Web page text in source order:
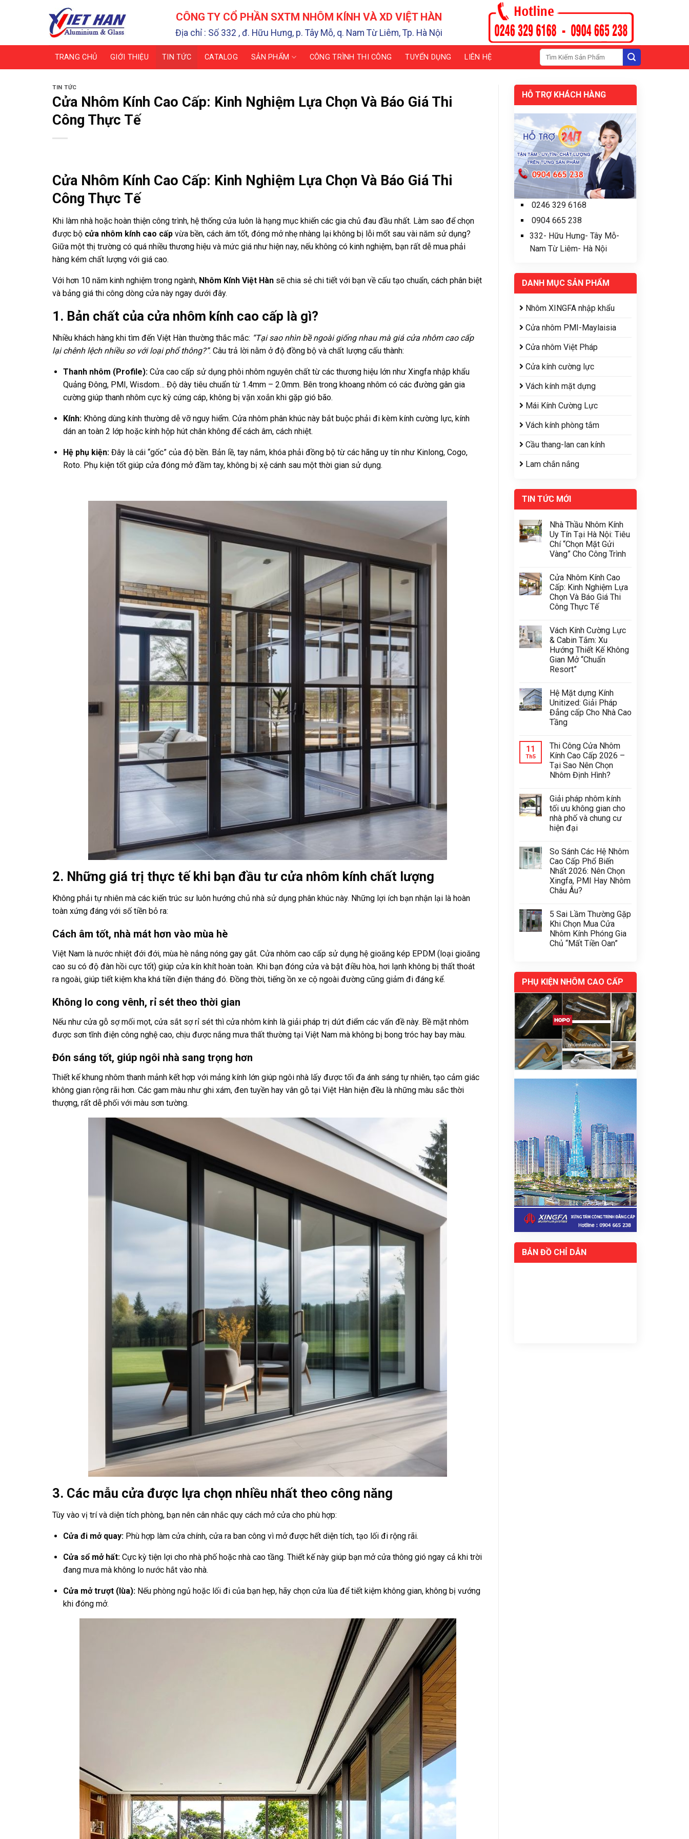
dung
CÔNG TY CỔ PHẦN SXTM NHÔM KÍNH VÀ XD VIỆT HÀN
Địa chỉ : Số 332 , đ. Hữu Hưng, p. Tây Mỗ, q. Nam Từ Liêm, Tp. Hà Nội
TRANG CHỦ GIỚI THIỆU TIN TỨC CATALOG SẢN PHẨM CÔNG TRÌNH THI CÔNG TUYỂN DỤNG LIÊN HỆ
Tìm
kiếm:
TIN TỨC
Cửa Nhôm Kính Cao Cấp: Kinh Nghiệm Lựa Chọn Và Báo Giá Thi
Công Thực Tế
Cửa Nhôm Kính Cao Cấp: Kinh Nghiệm Lựa Chọn Và Báo Giá Thi
Công Thực Tế
Khi làm nhà hoặc hoàn thiện công trình, hệ thống cửa luôn là hạng mục khiến các gia chủ đau đầu nhất. Làm sao để chọn
được bộ cửa nhôm kính cao cấp vừa bền, cách âm tốt, đóng mở nhẹ nhàng lại không bị lỗi mốt sau vài năm sử dụng?
Giữa một thị trường có quá nhiều thương hiệu và mức giá như hiện nay, nếu không có kinh nghiệm, bạn rất dễ mua phải
hàng kém chất lượng với giá cao.
Với hơn 10 năm kinh nghiệm trong ngành, Nhôm Kính Việt Hàn sẽ chia sẻ chi tiết với bạn về cấu tạo chuẩn, cách phân biệt
và bảng giá thi công dòng cửa này ngay dưới đây.
1. Bản chất của cửa nhôm kính cao cấp là gì?
Nhiều khách hàng khi tìm đến Việt Hàn thường thắc mắc: “Tại sao nhìn bề ngoài giống nhau mà giá cửa nhôm cao cấp
lại chênh lệch nhiều so với loại phổ thông?”. Câu trả lời nằm ở độ đồng bộ và chất lượng cấu thành:
Thanh nhôm (Profile):Cửa cao cấp sử dụng phôi nhôm nguyên chất từ các thương hiệu lớn như Xingfa nhập khẩu
Quảng Đông, PMI, Wisdom… Độ dày tiêu chuẩn từ 1.4mm – 2.0mm. Bên trong khoang nhôm có các đường gân gia
cường giúp thanh nhôm cực kỳ cứng cáp, không bị vặn xoắn khi gặp gió bão.
Kính:Không dùng kính thường dễ vỡ nguy hiểm. Cửa nhôm phân khúc này bắt buộc phải đi kèm kính cường lực, kính
dán an toàn 2 lớp hoặc kính hộp hút chân không để cách âm, cách nhiệt.
Hệ phụ kiện:Đây là cái “gốc” của độ bền. Bản lề, tay nắm, khóa phải đồng bộ từ các hãng uy tín như Kinlong, Cogo,
Roto. Phụ kiện tốt giúp cửa đóng mở đầm tay, không bị xệ cánh sau một thời gian sử dụng.
2. Những giá trị thực tế khi bạn đầu tư cửa nhôm kính chất lượng
Không phải tự nhiên mà các kiến trúc sư luôn hướng chủ nhà sử dụng phân khúc này. Những lợi ích bạn nhận lại là hoàn
toàn xứng đáng với số tiền bỏ ra:
Cách âm tốt, nhà mát hơn vào mùa hè
Việt Nam là nước nhiệt đới đới, mùa hè nắng nóng gay gắt. Cửa nhôm cao cấp sử dụng hệ gioăng kép EPDM (loại gioăng
cao su có độ đàn hồi cực tốt) giúp cửa kín khít hoàn toàn. Khi bạn đóng cửa và bật điều hòa, hơi lạnh không bị thất thoát
ra ngoài, giúp tiết kiệm kha khá tiền điện tháng đó. Đồng thời, tiếng ồn xe cộ ngoài đường cũng giảm đi đáng kể.
Không lo cong vênh, rỉ sét theo thời gian
Nếu như cửa gỗ sợ mối mọt, cửa sắt sợ rỉ sét thì cửa nhôm kính là giải pháp trị dứt điểm các vấn đề này. Bề mặt nhôm
được sơn tĩnh điện công nghệ cao, chịu được nắng mưa thất thường tại Việt Nam mà không bị bong tróc hay bay màu.
Đón sáng tốt, giúp ngôi nhà sang trọng hơn
Thiết kế khung nhôm thanh mảnh kết hợp với mảng kính lớn giúp ngôi nhà lấy được tối đa ánh sáng tự nhiên, tạo cảm giác
không gian rộng rãi hơn. Các gam màu như ghi xám, đen tuyền hay vân gỗ tại Việt Hàn hiện đều là những màu sắc thời
thượng, rất dễ phối với màu sơn tường.
3. Các mẫu cửa được lựa chọn nhiều nhất theo công năng
Tùy vào vị trí và diện tích phòng, bạn nên cân nhắc quy cách mở cửa cho phù hợp:
Cửa đi mở quay:Phù hợp làm cửa chính, cửa ra ban công vì mở được hết diện tích, tạo lối đi rộng rãi.
Cửa sổ mở hất:Cực kỳ tiện lợi cho nhà phố hoặc nhà cao tầng. Thiết kế này giúp bạn mở cửa thông gió ngay cả khi trời
đang mưa mà không lo nước hắt vào nhà.
Cửa mở trượt (lùa):Nếu phòng ngủ hoặc lối đi của bạn hẹp, hãy chọn cửa lùa để tiết kiệm không gian, không bị vướng
khi đóng mở.
HỖ TRỢ KHÁCH HÀNG
0246 329 6168
0904 665 238
332- Hữu Hưng- Tây Mỗ-
Nam Từ Liêm- Hà Nội
DANH MỤC SẢN PHẨM
Nhôm XINGFA nhập khẩu
Cửa nhôm PMI-Maylaisia
Cửa nhôm Việt Pháp
Cửa kính cường lực
Vách kính mặt dựng
Mái Kính Cường Lực
Vách kính phòng tắm
Cầu thang-lan can kính
Lam chắn nắng
TIN TỨC MỚI
Nhà Thầu Nhôm Kính
Uy Tín Tại Hà Nội: Tiêu
Chí “Chọn Mặt Gửi
Vàng” Cho Công Trình
Cửa Nhôm Kính Cao
Cấp: Kinh Nghiệm Lựa
Chọn Và Báo Giá Thi
Công Thực Tế
Vách Kính Cường Lực
& Cabin Tắm: Xu
Hướng Thiết Kế Không
Gian Mở “Chuẩn
Resort”
Hệ Mặt dựng Kính
Unitized: Giải Pháp
Đẳng cấp Cho Nhà Cao
Tầng
11
Th5
Thi Công Cửa Nhôm
Kính Cao Cấp 2026 –
Tại Sao Nên Chọn
Nhôm Định Hình?
Giải pháp nhôm kính
tối ưu không gian cho
nhà phố và chung cư
hiện đại
So Sánh Các Hệ Nhôm
Cao Cấp Phổ Biến
Nhất 2026: Nên Chọn
Xingfa, PMI Hay Nhôm
Châu Âu?
5 Sai Lầm Thường Gặp
Khi Chọn Mua Cửa
Nhôm Kính Phóng Gia
Chủ “Mất Tiền Oan”
PHỤ KIỆN NHÔM CAO CẤP
BẢN ĐỒ CHỈ DẪN